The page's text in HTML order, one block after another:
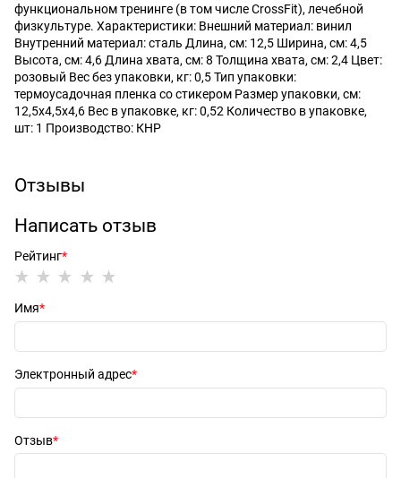
функциональном тренинге (в том числе CrossFit), лечебной
физкультуре. Характеристики: Внешний материал: винил
Внутренний материал: сталь Длина, см: 12,5 Ширина, см: 4,5
Высота, см: 4,6 Длина хвата, см: 8 Толщина хвата, см: 2,4 Цвет:
розовый Вес без упаковки, кг: 0,5 Тип упаковки:
термоусадочная пленка со стикером Размер упаковки, см:
12,5х4,5х4,6 Вес в упаковке, кг: 0,52 Количество в упаковке,
шт: 1 Производство: КНР
Отзывы
Написать отзыв
Рейтинг
Имя
Электронный адрес
Отзыв